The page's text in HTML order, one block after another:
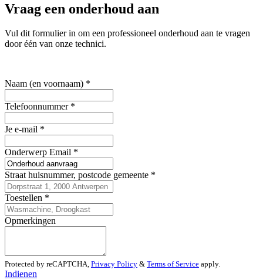
Vraag een onderhoud aan
Vul dit formulier in om een professioneel onderhoud aan te vragen
door één van onze technici.
Naam (en voornaam) *
Telefoonnummer*
Je e-mail *
Onderwerp Email *
Straat huisnummer, postcode gemeente *
Toestellen *
Opmerkingen
Protected by reCAPTCHA, Privacy Policy & Terms of Service apply.
Indienen